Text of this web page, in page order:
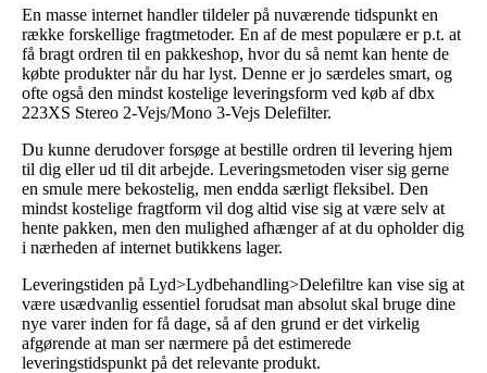
En masse internet handler tildeler på nuværende tidspunkt en
række forskellige fragtmetoder. En af de mest populære er p.t. at
få bragt ordren til en pakkeshop, hvor du så nemt kan hente de
købte produkter når du har lyst. Denne er jo særdeles smart, og
ofte også den mindst kostelige leveringsform ved køb af dbx
223XS Stereo 2-Vejs/Mono 3-Vejs Delefilter.
Du kunne derudover forsøge at bestille ordren til levering hjem
til dig eller ud til dit arbejde. Leveringsmetoden viser sig gerne
en smule mere bekostelig, men endda særligt fleksibel. Den
mindst kostelige fragtform vil dog altid vise sig at være selv at
hente pakken, men den mulighed afhænger af at du opholder dig
i nærheden af internet butikkens lager.
Leveringstiden på Lyd>Lydbehandling>Delefiltre kan vise sig at
være usædvanlig essentiel forudsat man absolut skal bruge dine
nye varer inden for få dage, så af den grund er det virkelig
afgørende at man ser nærmere på det estimerede
leveringstidspunkt på det relevante produkt.